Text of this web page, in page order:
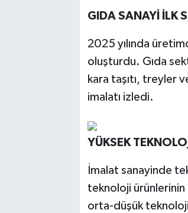
GIDA SANAYİ İLK
2025 yılında
oluşturdu. Gıda
kara taşıtı, treyler
imalatı izledi.
YÜKSEK
İmalat sanayinde
teknoloji
orta-düşük